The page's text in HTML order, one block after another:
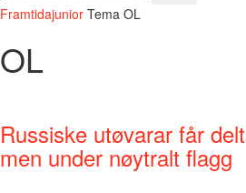
Framtidajunior Tema OL
OL
Russiske utøvarar får
men under nøytralt flagg